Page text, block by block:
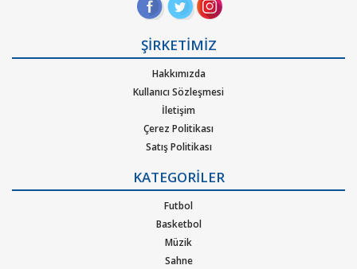
1. Ticketfoni’ye üye olunuz. Bilet seçiminizi yapınız. (Katılmak
oturma planları ve kategori sayesinde bilet seçiminizi yapınız.)
2. Size sunulan güvenli ödeme adımına geçiniz. Artık biletiniz
ŞİRKETİMİZ
Hakkımızda
Kullanıcı Sözleşmesi
İletişim
Çerez Politikası
Satış Politikası
Kurumsal Ağırlama
Nasıl Çalışır
Bilet Tipi ve Teslimat
Üyelik Doğrulama
Sık Sorulan Sorular
KATEGORİLER
Futbol
Basketbol
Müzik
Sahne